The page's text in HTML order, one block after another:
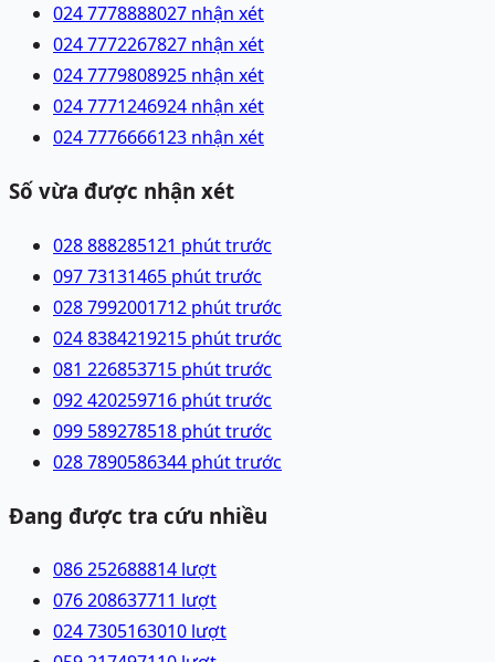
024 7778888027 nhận xét
024 7772267827 nhận xét
024 7779808925 nhận xét
024 7771246924 nhận xét
024 7776666123 nhận xét
Số vừa được nhận xét
028 888285121 phút trước
097 73131465 phút trước
028 7992001712 phút trước
024 8384219215 phút trước
081 226853715 phút trước
092 420259716 phút trước
099 589278518 phút trước
028 7890586344 phút trước
Đang được tra cứu nhiều
086 252688814 lượt
076 208637711 lượt
024 7305163010 lượt